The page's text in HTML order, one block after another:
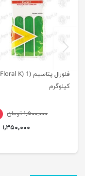
فلورال پتاسیم (Floral K) 1
کیلوگرم
۱,۵۰۰,۰۰۰ تومان
۱,۳۵۰,۰۰۰ تومان
previus